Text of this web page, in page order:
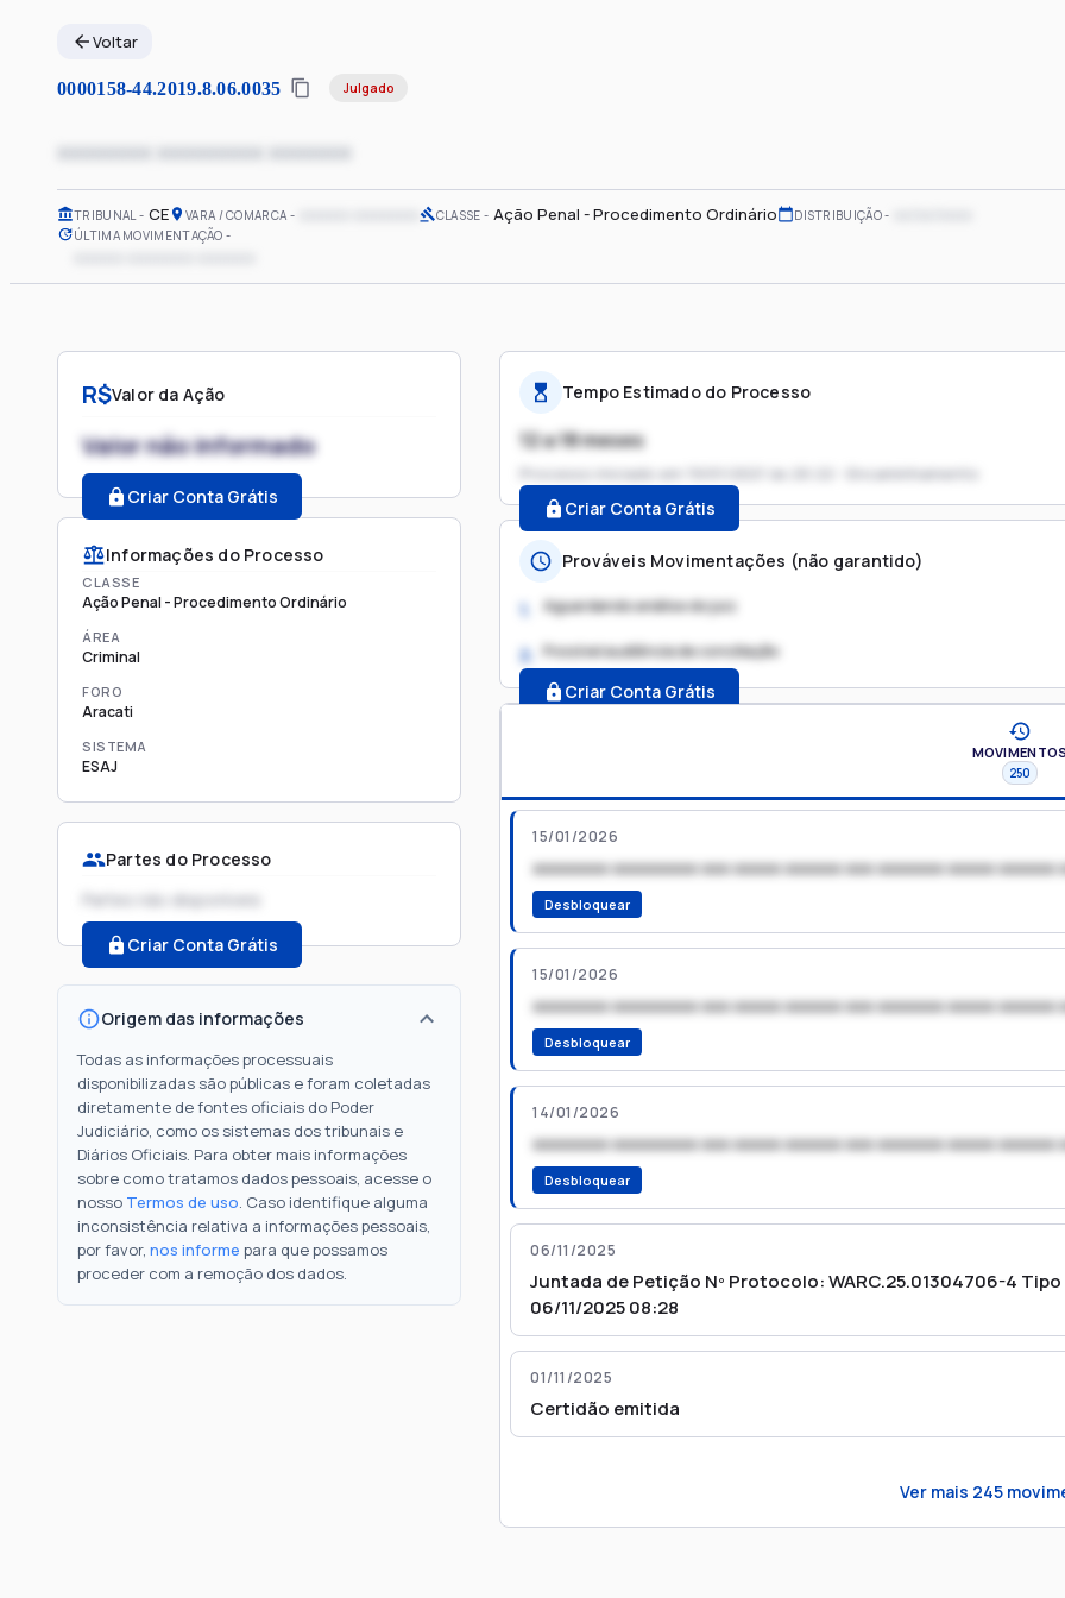
Voltar
0000158-44.2019.8.06.0035 Julgado
xxxxxxxx xxxxxxxxx xxxxxxx
TRIBUNAL CE VARA / COMARCA CLASSE Ação Penal - Procedimento Ordinário DISTRIBUIÇÃO
ÚLTIMA MOVIMENTAÇÃO
R$Valor da Ação
Valor não informado
Criar Conta Grátis
Informações do Processo
CLASSE
Ação Penal - Procedimento Ordinário
ÁREA
Criminal
FORO
Aracati
SISTEMA
ESAJ
Partes do Processo
Partes não disponíveis
Criar Conta Grátis
Origem das informações
Todas as informações processuais
disponibilizadas são públicas e foram coletadas
diretamente de fontes oficiais do Poder
Judiciário, como os sistemas dos tribunais e
Diários Oficiais. Para obter mais informações
sobre como tratamos dados pessoais, acesse o
nosso Termos de uso. Caso identifique alguma
inconsistência relativa a informações pessoais,
por favor, nos informe para que possamos
proceder com a remoção dos dados.
Tempo Estimado do Processo
12 a 18 meses
Processo iniciado em 19/01/2021 às 20:22 - Encaminhamento
Criar Conta Grátis
Prováveis Movimentações (não garantido)
1. Aguardando análise do juiz
2. Possível audiência de conciliação
Criar Conta Grátis
MOVIMENTOS
250
15/01/2026
xxxxxxxx xxxxxxxxx xxx xxxxx xxxxxx xxx xxxxxxx xxxxx xxxxxx
Desbloquear
15/01/2026
xxxxxxxx xxxxxxxxx xxx xxxxx xxxxxx xxx xxxxxxx xxxxx xxxxxx
Desbloquear
14/01/2026
xxxxxxxx xxxxxxxxx xxx xxxxx xxxxxx xxx xxxxxxx xxxxx xxxxxx
Desbloquear
06/11/2025
Juntada de Petição Nº Protocolo: WARC.25.01304706-4
06/11/2025 08:28
01/11/2025
Certidão emitida
Ver mais 245